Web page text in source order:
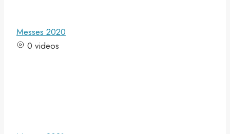
Messes 2020
0 videos